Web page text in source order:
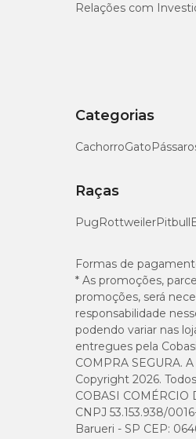
Relações com
Categorias
CachorroGato
Raças
PugRottweilerPitbull
Formas de
* As promoções,
promoções, será
responsabilidade
podendo variar nas
entregues pela
COMPRA SEGURA.
Copyright 2026.
COBASI COMÉRCIO
CNPJ 53.153.938/
Barueri - SP CEP: